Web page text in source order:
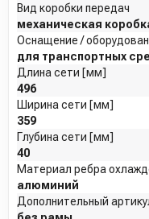
Вид коробки передач
механическая
Оснащение /
для транспортных
Длина сети [мм]
496
Ширина сети [мм]
359
Глубина сети [мм]
40
Материал ребра
алюминий
Дополнительный